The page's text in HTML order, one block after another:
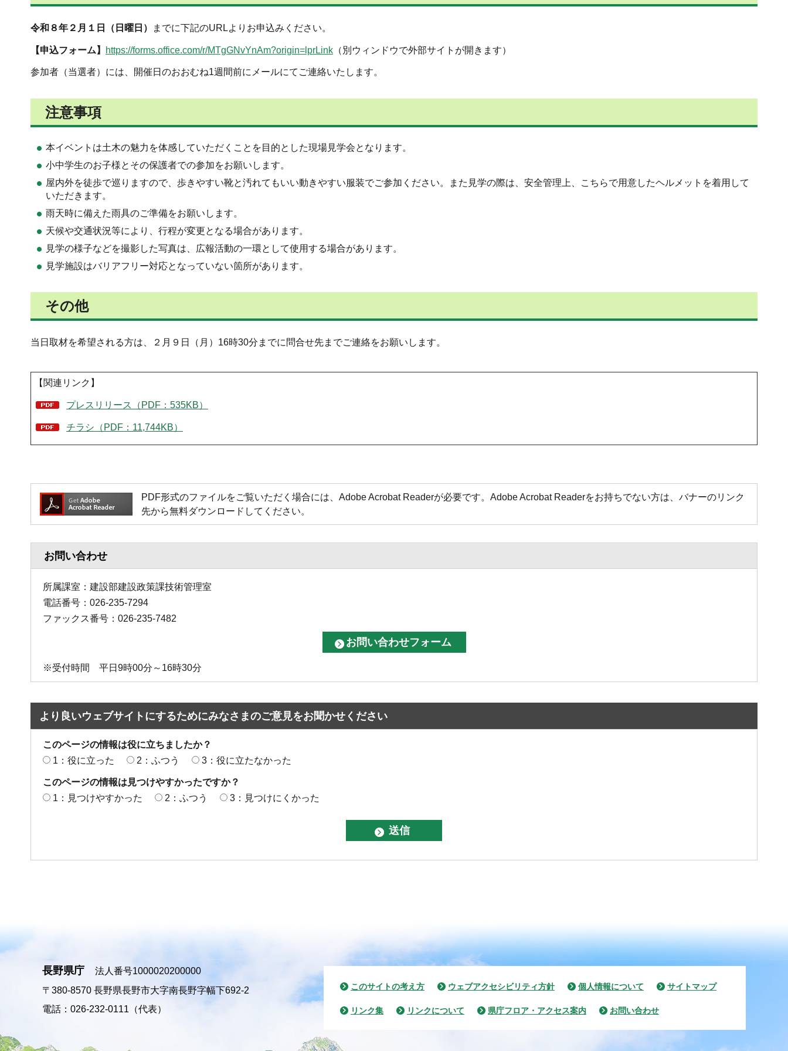
令和８年２月１日（日曜日） までに下記のURLよりお申込みください。
【申込フォーム】 https://forms.office.com/r/MTgGNvYnAm?origin=lprLink （別ウィンドウで外部サイトが開きます）
参加者（当選者）には、開催日のおおむね1週間前にメールにてご連絡いたします。
注意事項
本イベントは土木の魅力を体感していただくことを目的とした現場見学会となります。
小中学生のお子様とその保護者での参加をお願いします。
屋内外を徒歩で巡りますので、歩きやすい靴と汚れてもいい動きやすい服装でご参加ください。また見学の際は、安全管理上、こちらで用意したヘルメットを着用して
いただきます。
雨天時に備えた雨具のご準備をお願いします。
天候や交通状況等により、行程が変更となる場合があります。
見学の様子などを撮影した写真は、広報活動の一環として使用する場合があります。
見学施設はバリアフリー対応となっていない箇所があります。
その他
当日取材を希望される方は、２月９日（月）16時30分までに問合せ先までご連絡をお願いします。
【関連リンク】
プレスリリース（PDF：535KB）
チラシ（PDF：11,744KB）
PDF形式のファイルをご覧いただく場合には、Adobe Acrobat Readerが必要です。Adobe Acrobat Readerをお持ちでない方は、バナーのリンク
先から無料ダウンロードしてください。
お問い合わせ
所属課室：建設部建設政策課技術管理室
電話番号：026-235-7294
ファックス番号：026-235-7482
※受付時間 平日9時00分～16時30分
より良いウェブサイトにするためにみなさまのご意見をお聞かせください
このページの情報は役に立ちましたか？
1：役に立った
2：ふつう 3：役に立たなかった
このページの情報は見つけやすかったですか？
1：見つけやすかった
2：ふつう 3：見つけにくかった
長野県庁
法人番号1000020200000
〒380-8570 長野県長野市大字南長野字幅下692-2
電話：026-232-0111（代表）
このサイトの考え方 ウェブアクセシビリティ方針 個人情報について サイトマップ
リンク集 リンクについて 県庁フロア・アクセス案内 お問い合わせ